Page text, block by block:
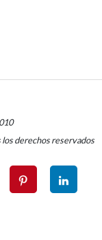
los derechos reservados